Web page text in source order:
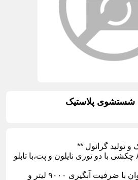
شستشوی پلاستیک
تولید گرانول **
*دستگاه آسیاب دهانه ۸۰ چکشی با دو توری نایلون و پت،با تابلو
*شنگیر بادینام ۵ اسب ،وان با ضرفیت آبگیری ۹۰۰۰ لیتر و